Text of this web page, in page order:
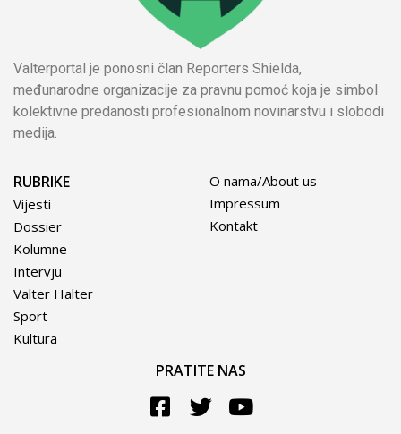
Valterportal je ponosni član Reporters Shielda,
međunarodne organizacije za pravnu pomoć koja je simbol
kolektivne predanosti profesionalnom novinarstvu i slobodi
medija.
RUBRIKE
Vijesti
Dossier
Kolumne
Intervju
Valter Halter
Sport
Kultura
O nama/About us
Impressum
Kontakt
PRATITE NAS